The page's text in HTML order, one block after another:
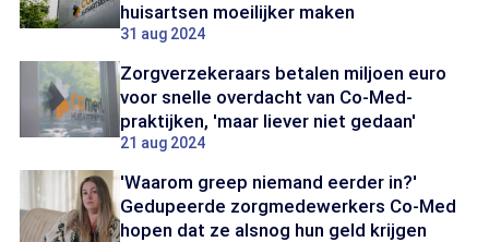
huisartsen moeilijker maken
31 aug 2024
Zorgverzekeraars betalen miljoen euro
voor snelle overdacht van Co-Med-
praktijken, 'maar liever niet gedaan'
21 aug 2024
'Waarom greep niemand eerder in?'
Gedupeerde zorgmedewerkers Co-Med
hopen dat ze alsnog hun geld krijgen